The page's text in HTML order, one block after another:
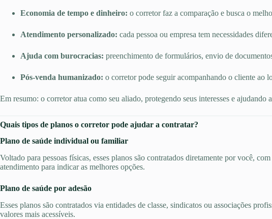
Economia de tempo e dinheiro: o corretor faz a comparação e busca o
Atendimento personalizado: cada pessoa ou empresa tem necessidades
Ajuda com burocracias: preenchimento de formulários, envio de
Pós-venda humanizado: o corretor pode seguir acompanhando o cliente ao
Em resumo: o corretor atua como seu aliado, protegendo seus interesses e
Quais tipos de planos o corretor pode ajudar a contratar?
Plano de saúde individual ou familiar
Voltado para pessoas físicas, esses planos são contratados diretamente por você,
atendimento para indicar as melhores opções.
Plano de saúde por adesão
Esses planos são contratados via entidades de classe, sindicatos ou associações
valores mais acessíveis.